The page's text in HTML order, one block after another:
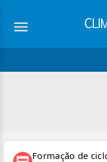
Formação de